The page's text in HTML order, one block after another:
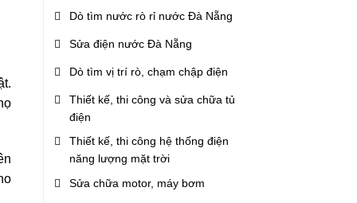
Dò tìm nước rò rỉ nước Đà Nẵng
Sửa điện nước Đà Nẵng
Dò tìm vị trí rò, chạm chập điện
Thiết kế, thi công và sửa chữa tủ
điện
Thiết kế, thi công hệ thống điện
năng lượng mặt trời
Sửa chữa motor, máy bơm